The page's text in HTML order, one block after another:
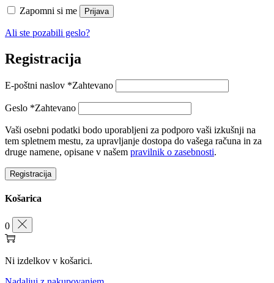
Zapomni si me Prijava
Ali ste pozabili geslo?
Registracija
E-poštni naslov *Zahtevano
Geslo *Zahtevano
Vaši osebni podatki bodo uporabljeni za podporo vaši izkušnji na
tem spletnem mestu, za upravljanje dostopa do vašega računa in za
druge namene, opisane v našem pravilnik o zasebnosti.
Registracija
Košarica
0
Ni izdelkov v košarici.